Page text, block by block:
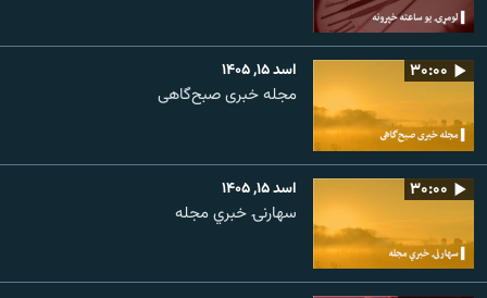
۳۰:۰۰ اسد ۱۵, ۱۴۰۵
مجله خبری صبح‌گاهی
۳۰:۰۰ اسد ۱۵, ۱۴۰۵
سهارنۍ خبري مجله